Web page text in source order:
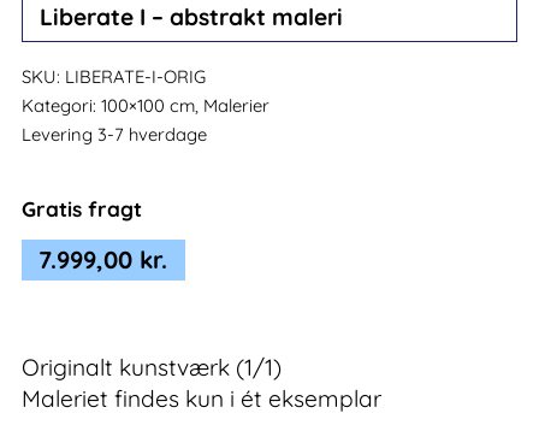
Liberate I – abstrakt maleri
SKU: LIBERATE-I-ORIG
Kategori: 100×100 cm, Malerier
Levering 3-7 hverdage
Gratis fragt
7.999,00 kr.
Originalt kunstværk (1/1)
Maleriet findes kun i ét eksemplar